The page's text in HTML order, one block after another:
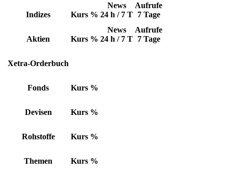
Indizes Kurs %
News
24 h / 7 T
Aufrufe
7 Tage
Aktien Kurs %
News
24 h / 7 T
Aufrufe
7 Tage
Xetra-Orderbuch
Fonds Kurs %
Devisen Kurs %
Rohstoffe Kurs %
Themen Kurs %